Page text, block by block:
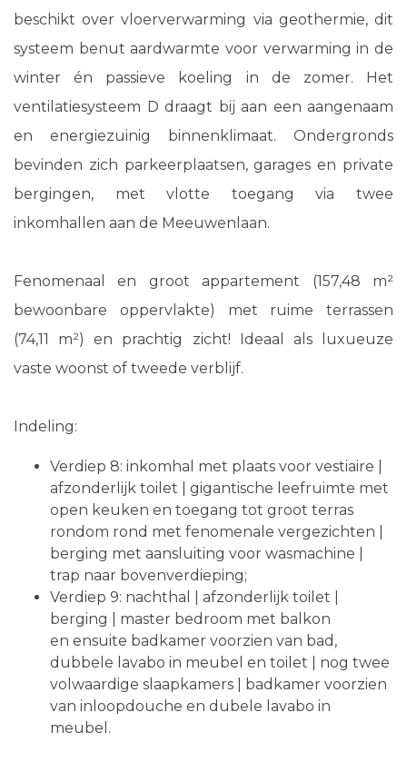
beschikt over vloerverwarming via geothermie, dit
systeem benut aardwarmte voor verwarming in de
winter én passieve koeling in de zomer. Het
ventilatiesysteem D draagt bij aan een aangenaam
en energiezuinig binnenklimaat. Ondergronds
bevinden zich parkeerplaatsen, garages en private
bergingen, met vlotte toegang via twee
inkomhallen aan de Meeuwenlaan.
Fenomenaal en groot appartement (157,48 m²
bewoonbare oppervlakte) met ruime terrassen
(74,11 m²) en prachtig zicht! Ideaal als luxueuze
vaste woonst of tweede verblijf.
Indeling:
Verdiep 8: inkomhal met plaats voor vestiaire |
afzonderlijk toilet | gigantische leefruimte met
open keuken en toegang tot groot terras
rondom rond met fenomenale vergezichten |
berging met aansluiting voor wasmachine |
trap naar bovenverdieping;
Verdiep 9: nachthal | afzonderlijk toilet |
berging | master bedroom met balkon
en ensuite badkamer voorzien van bad,
dubbele lavabo in meubel en toilet | nog twee
volwaardige slaapkamers | badkamer voorzien
van inloopdouche en dubele lavabo in
meubel.